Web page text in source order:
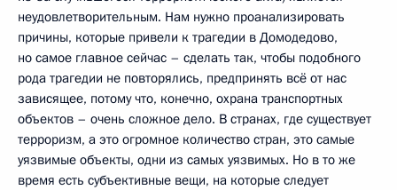
неудовлетворительным. Нам нужно проанализировать
причины, которые привели к трагедии в Домодедово,
но самое главное сейчас – сделать так, чтобы подобного
рода трагедии не повторялись, предпринять всё от нас
зависящее, потому что, конечно, охрана транспортных
объектов – очень сложное дело. В странах, где существует
терроризм, а это огромное количество стран, это самые
уязвимые объекты, одни из самых уязвимых. Но в то же
время есть субъективные вещи, на которые следует